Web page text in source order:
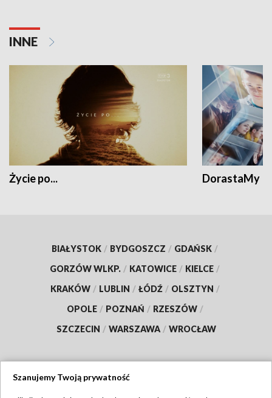
INNE
Życie po... DorastaMy
BIAŁYSTOK / BYDGOSZCZ / GDAŃSK /
GORZÓW WLKP. / KATOWICE / KIELCE /
KRAKÓW / LUBLIN / ŁÓDŹ / OLSZTYN /
OPOLE / POZNAŃ / RZESZÓW /
SZCZECIN / WARSZAWA / WROCŁAW
Szanujemy Twoją prywatność